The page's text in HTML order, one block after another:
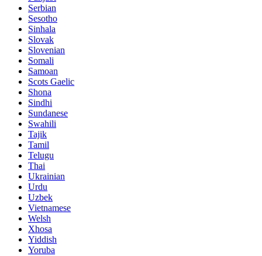
Serbian
Sesotho
Sinhala
Slovak
Slovenian
Somali
Samoan
Scots Gaelic
Shona
Sindhi
Sundanese
Swahili
Tajik
Tamil
Telugu
Thai
Ukrainian
Urdu
Uzbek
Vietnamese
Welsh
Xhosa
Yiddish
Yoruba